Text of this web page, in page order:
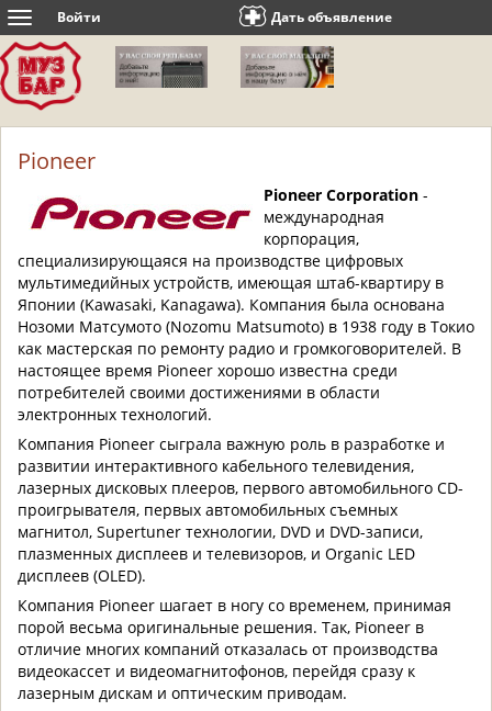
Toggle
navigation
Войти Дать объявление
Pioneer
Pioneer Corporation -
международная
корпорация,
специализирующаяся на производстве цифровых
мультимедийных устройств, имеющая штаб-квартиру в
Японии (Kawasaki, Kanagawa). Компания была основана
Нозоми Матсумото (Nozomu Matsumoto) в 1938 году в Токио
как мастерская по ремонту радио и громкоговорителей. В
настоящее время Pioneer хорошо известна среди
потребителей своими достижениями в области
электронных технологий.
Компания Pioneer сыграла важную роль в разработке и
развитии интерактивного кабельного телевидения,
лазерных дисковых плееров, первого автомобильного CD-
проигрывателя, первых автомобильных съемных
магнитол, Supertuner технологии, DVD и DVD-записи,
плазменных дисплеев и телевизоров, и Organic LED
дисплеев (OLED).
Компания Pioneer шагает в ногу со временем, принимая
порой весьма оригинальные решения. Так, Pioneer в
отличие многих компаний отказалась от производства
видеокассет и видеомагнитофонов, перейдя сразу к
лазерным дискам и оптическим приводам.